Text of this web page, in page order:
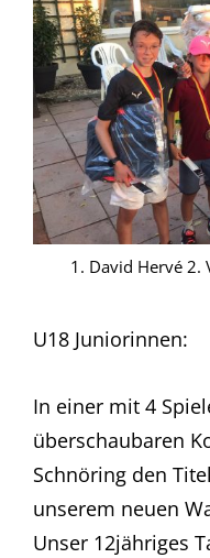
1. David Hervé 2.
U18 Juniorinnen:
In einer mit 4
überschaubaren
Schnöring den
unserem neuen
Unser 12jähriges